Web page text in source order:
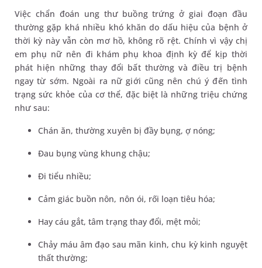
Việc chẩn đoán ung thư buồng trứng ở giai đoạn đầu
thường gặp khá nhiều khó khăn do dấu hiệu của bệnh ở
thời kỳ này vẫn còn mơ hồ, không rõ rệt. Chính vì vậy chị
em phụ nữ nên đi khám phụ khoa định kỳ để kịp thời
phát hiện những thay đổi bất thường và điều trị bệnh
ngay từ sớm. Ngoài ra nữ giới cũng nên chú ý đến tình
trạng sức khỏe của cơ thể, đặc biệt là những triệu chứng
như sau:
Chán ăn, thường xuyên bị đầy bụng, ợ nóng;
Đau bụng vùng khung chậu;
Đi tiểu nhiều;
Cảm giác buồn nôn, nôn ói, rối loạn tiêu hóa;
Hay cáu gắt, tâm trạng thay đổi, mệt mỏi;
Chảy máu âm đạo sau mãn kinh, chu kỳ kinh nguyệt
thất thường;